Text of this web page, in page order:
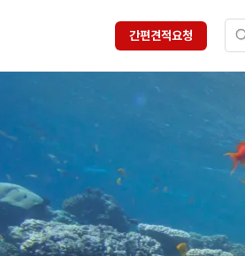
간편견적요청